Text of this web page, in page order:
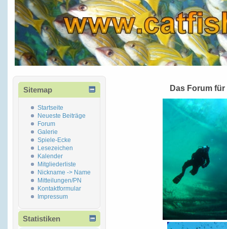
Sitemap
Startseite
Neueste Beiträge
Forum
Galerie
Spiele-Ecke
Lesezeichen
Kalender
Mitgliederliste
Nickname -> Name
Mitteilungen/PN
Kontaktformular
Impressum
Statistiken
Das Forum